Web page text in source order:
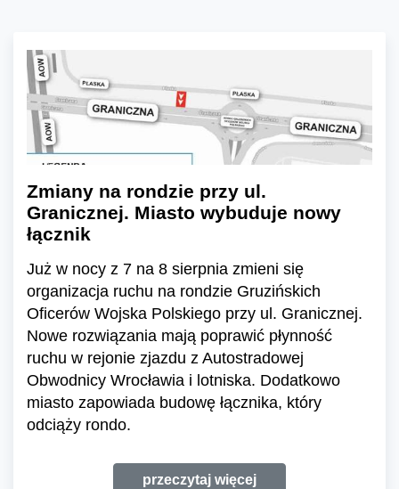
Zmiany na rondzie przy ul.
Granicznej. Miasto wybuduje nowy
łącznik
Już w nocy z 7 na 8 sierpnia zmieni się
organizacja ruchu na rondzie Gruzińskich
Oficerów Wojska Polskiego przy ul. Granicznej.
Nowe rozwiązania mają poprawić płynność
ruchu w rejonie zjazdu z Autostradowej
Obwodnicy Wrocławia i lotniska. Dodatkowo
miasto zapowiada budowę łącznika, który
odciąży rondo.
przeczytaj więcej